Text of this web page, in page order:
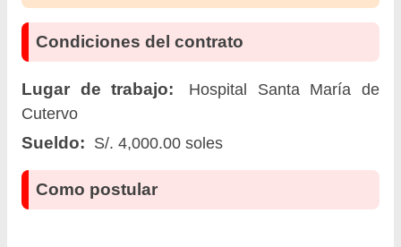
Condiciones del contrato
Lugar de trabajo:
Hospital Santa María de
Cutervo
Sueldo: S/. 4,000.00 soles
Como postular